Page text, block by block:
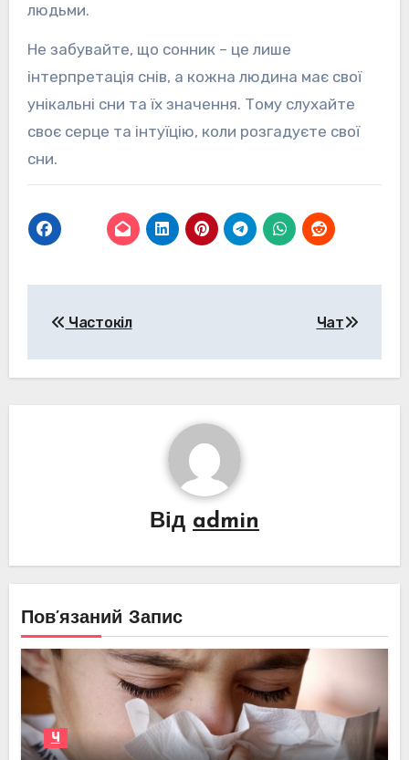
людьми.
Не забувайте, що сонник – це лише
інтерпретація снів, а кожна людина має свої
унікальні сни та їх значення. Тому слухайте
своє серце та інтуїцію, коли розгадуєте свої
сни.
Частокіл Чат
Від admin
Пов’язаний Запис
Ч